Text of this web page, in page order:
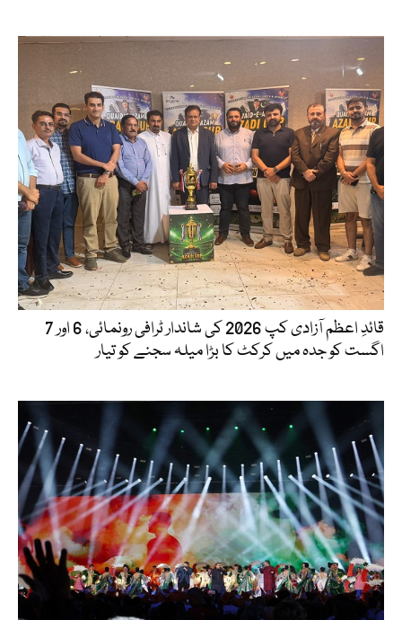
قائدِ اعظم آزادی کپ 2026 کی شاندار ٹرافی رونمائی، 6 اور 7
اگست کو جدہ میں کرکٹ کا بڑا میلہ سجنے کو تیار